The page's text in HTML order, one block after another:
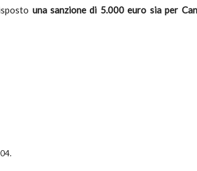
una sanzione di 5.000 euro sia per